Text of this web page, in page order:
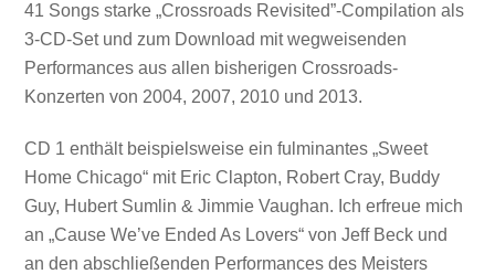
41 Songs starke „Crossroads Revisited”-Compilation als
3-CD-Set und zum Download mit wegweisenden
Performances aus allen bisherigen Crossroads-
Konzerten von 2004, 2007, 2010 und 2013.
CD 1 enthält beispielsweise ein fulminantes „Sweet
Home Chicago“ mit Eric Clapton, Robert Cray, Buddy
Guy, Hubert Sumlin & Jimmie Vaughan. Ich erfreue mich
an „Cause We’ve Ended As Lovers“ von Jeff Beck und
an den abschließenden Performances des Meisters